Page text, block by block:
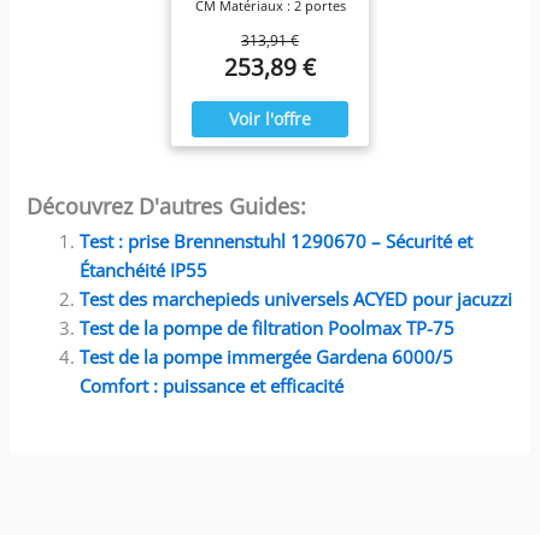
CM Matériaux : 2 portes
coulissantes en verre de
sécurité trempé de 6 mm.
Cadre en aluminium et
poignées en ABS. Finition
: le verre est transparent,
les poignées et le cadre
réversibles. Portes
coulissantes. Fermeture
magnétique de la porte.
cm par côté. Poignées
carrées. Blocage rapide
en bas et double palier
coulissant en haut. Le
receveur de douche n'est
pas inclus dans le prix
mais peut être acheté
313,91 €
253,89 €
Découvrez D'autres Guides:
Test : prise Brennenstuhl 1290670 – Sécurité et
Étanchéité IP55
Test des marchepieds universels ACYED pour jacuzzi
Test de la pompe de filtration Poolmax TP-75
Test de la pompe immergée Gardena 6000/5
Comfort : puissance et efficacité